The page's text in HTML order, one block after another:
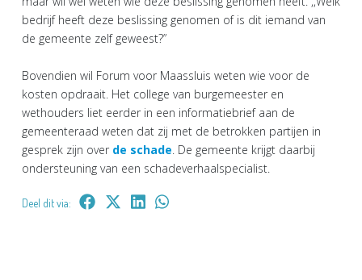
bedrijf heeft deze beslissing genomen of is dit iemand van
de gemeente zelf geweest?”
Bovendien wil Forum voor Maassluis weten wie voor de
kosten opdraait. Het college van burgemeester en
wethouders liet eerder in een informatiebrief aan de
gemeenteraad weten dat zij met de betrokken partijen in
gesprek zijn over de schade . De gemeente krijgt daarbij
ondersteuning van een schadeverhaalspecialist.
Deel dit via: